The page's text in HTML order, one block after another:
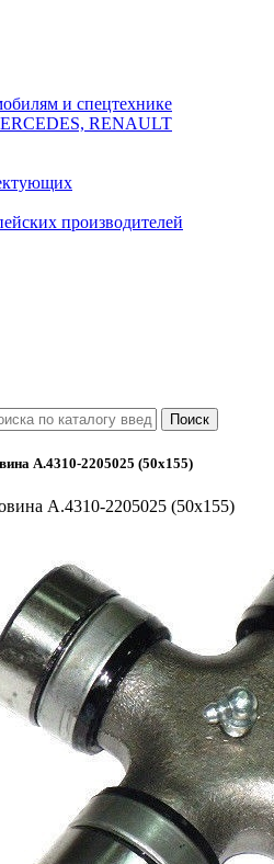
и спецтехнике
RENAULT
производителей
А.4310-2205025 (50x155)
А.4310-2205025 (50x155)